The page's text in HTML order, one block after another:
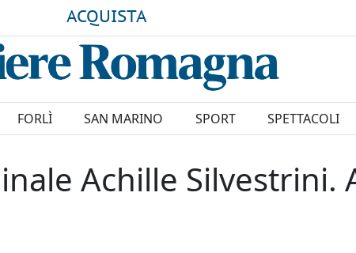
ACQUISTA
FORLÌ SAN MARINO SPORT SPETTACOLI
Achille Silvestrini.